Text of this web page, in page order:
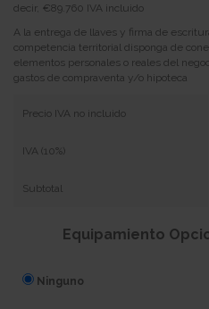
decir, €89.760 IVA incluido
A la entrega de llaves y firma de
competencia territorial disponga de
elementos personales o reales del
gastos de compraventa y/o hipoteca
Precio IVA no incluido
IVA (10%)
Subtotal
Equipamiento
Ninguno